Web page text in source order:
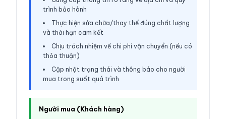
trình bảo hành
Thực hiện sửa chữa/thay thế đúng chất lượng
và thời hạn cam kết
Chịu trách nhiệm về chi phí vận chuyển (nếu có
thỏa thuận)
Cập nhật trạng thái và thông báo cho người
mua trong suốt quá trình
Người mua (Khách hàng)